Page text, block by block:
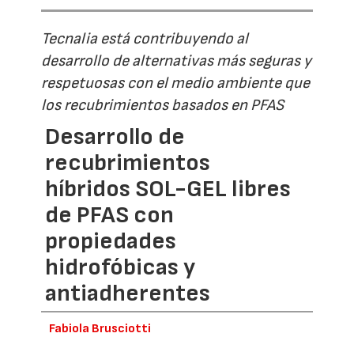
Tecnalia está contribuyendo al
desarrollo de alternativas más seguras y
respetuosas con el medio ambiente que
los recubrimientos basados en PFAS
Desarrollo de
recubrimientos
híbridos SOL-GEL libres
de PFAS con
propiedades
hidrofóbicas y
antiadherentes
Fabiola Brusciotti